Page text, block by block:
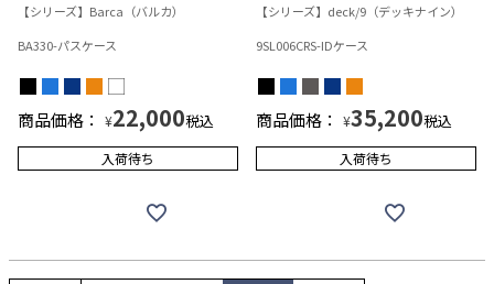
【シリーズ】Barca（バルカ）
BA330-パスケース
商品価格： ¥22,000税込
入荷待ち
【シリーズ】deck/9（デッキナイン）
9SL006CRS-IDケース
商品価格： ¥35,200税込
入荷待ち